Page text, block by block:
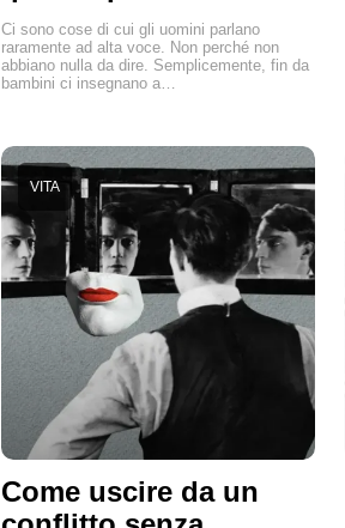
Ci sono cose di cui gli uomini parlano
raramente ad alta voce. Non perché non
abbiano nulla da dire. Semplicemente, fin da
bambini ci insegnano a…
Come uscire da un
VITA